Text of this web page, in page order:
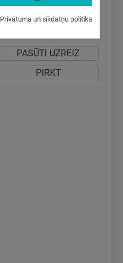
Privātuma un sīkdatņu politika
71 45
PASŪTI UZREIZ
PIRKT